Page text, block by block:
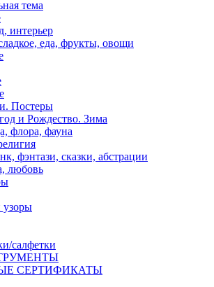
тема
интерьер
еда, фрукты, овощи
Постеры
и Рождество. Зима
флора, фауна
фэнтази, сказки, абстрации
любовь
салфетки
СЕРТИФИКАТЫ